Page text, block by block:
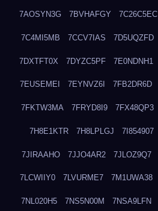
7AOSYN3G 7BVHAFGY 7C26C5EC
7C4MI5MB 7CCV7IAS 7D5UQZFD
7DXTFT0X 7DYZC5PF 7E0NDNH1
7EUSEMEI 7EYNVZ6I 7FB2DR6D
7FKTW3MA 7FRYD8I9 7FX48QP3
7H8E1KTR 7H8LPLGJ 7I854907
7JIRAAHO 7JJO4AR2 7JLOZ9Q7
7LCWIIY0 7LVURME7 7M1UWA38
7NL020H5 7NS5N00M 7NSA9LFN